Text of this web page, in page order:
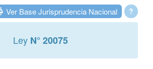
?
Ver Base Jurisprudencia Nacional
Ley N° 20075